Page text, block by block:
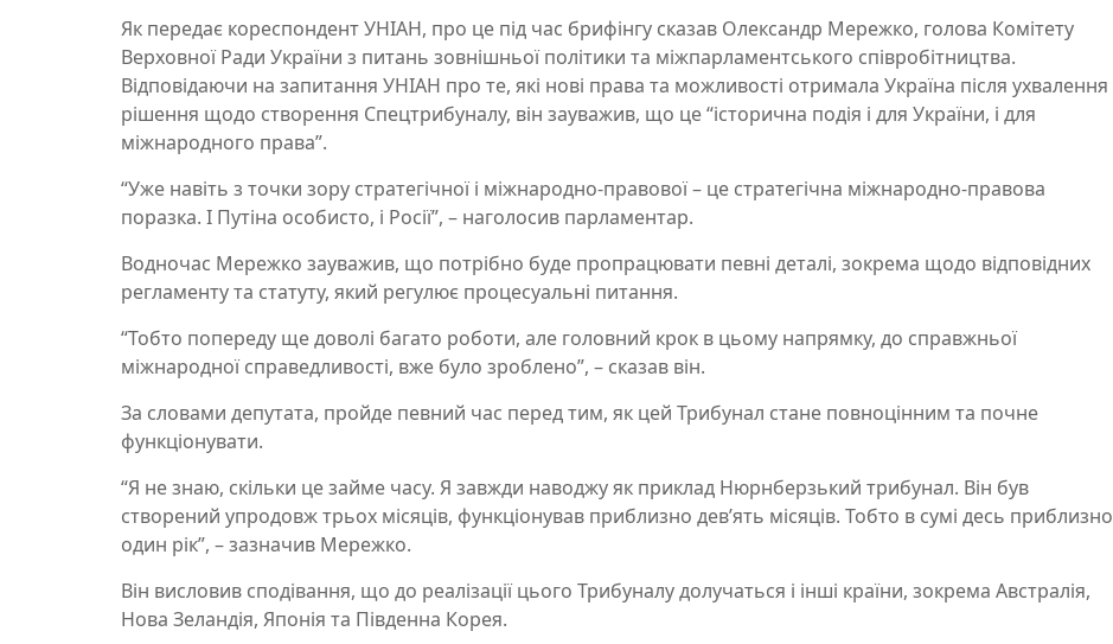
Як передає кореспондент УНІАН, про це під час брифінгу сказав Олександр Мережко, голова Комітету
Верховної Ради України з питань зовнішньої політики та міжпарламентського співробітництва.
Відповідаючи на запитання УНІАН про те, які нові права та можливості отримала Україна після ухвалення
рішення щодо створення Спецтрибуналу, він зауважив, що це “історична подія і для України, і для
міжнародного права”.
“Уже навіть з точки зору стратегічної і міжнародно-правової – це стратегічна міжнародно-правова
поразка. І Путіна особисто, і Росії”, – наголосив парламентар.
Водночас Мережко зауважив, що потрібно буде пропрацювати певні деталі, зокрема щодо відповідних
регламенту та статуту, який регулює процесуальні питання.
“Тобто попереду ще доволі багато роботи, але головний крок в цьому напрямку, до справжньої
міжнародної справедливості, вже було зроблено”, – сказав він.
За словами депутата, пройде певний час перед тим, як цей Трибунал стане повноцінним та почне
функціонувати.
“Я не знаю, скільки це займе часу. Я завжди наводжу як приклад Нюрнберзький трибунал. Він був
створений упродовж трьох місяців, функціонував приблизно дев’ять місяців. Тобто в сумі десь приблизно
один рік”, – зазначив Мережко.
Він висловив сподівання, що до реалізації цього Трибуналу долучаться і інші країни, зокрема Австралія,
Нова Зеландія, Японія та Південна Корея.